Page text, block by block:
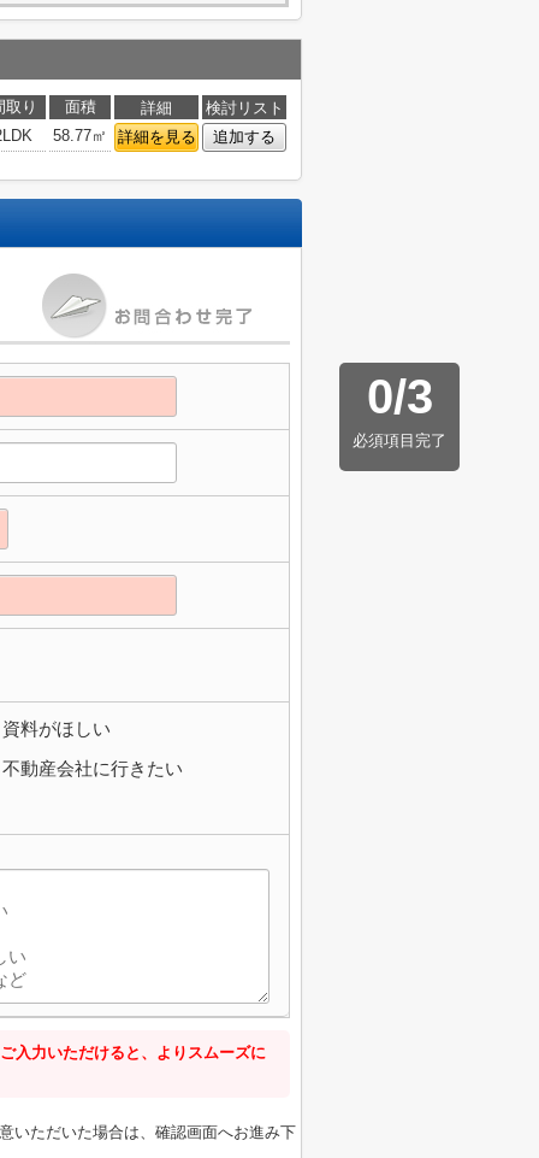
取り 面積 詳細
検討リスト
58.77㎡ 詳細を見る 追加する
0/3
必須項目完了
資料がほしい
不動産会社に行きたい
入力いただけると、よりスムーズに
いただいた場合は、確認画面へお進み下